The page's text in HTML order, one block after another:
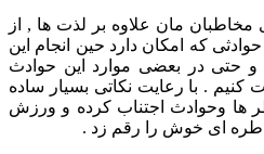
مان علاوه بر لذت ها , از
که امکان دارد حین انجام این
و حتی در بعضی موارد این حوادث
. با رعایت نکاتی بسیار ساده
ها وحوادث اجتناب کرده و ورزش
ای خوش را رقم زد .